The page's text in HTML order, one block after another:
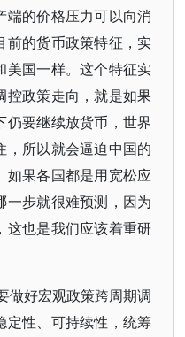
端的价格压力可以向消
前的货币政策特征，实
美国一样。这个特征实
控政策走向，就是如果
仍要继续放货币，世界
，所以就会逼迫中国的
如果各国都是用宽松应
一步就很难预测，因为
这也是我们应该着重研
做好宏观政策跨周期调
定性、可持续性，统筹